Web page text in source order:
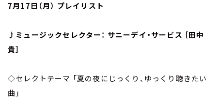
7月17日（月） プレイリスト
♪ミュージックセレクター： サニーデイ・サービス ［田中
貴］
◇セレクトテーマ 「夏の夜にじっくり、ゆっくり聴きたい
曲」